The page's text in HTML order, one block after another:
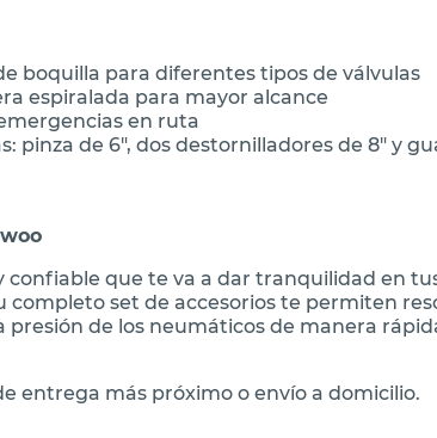
boquilla para diferentes tipos de válvulas
espiralada para mayor alcance
en ruta
pinza de 6", dos destornilladores de 8" y
que te va a dar tranquilidad en
completo set de accesorios te permiten
de los neumáticos de manera
entrega más próximo o envío a domicilio.